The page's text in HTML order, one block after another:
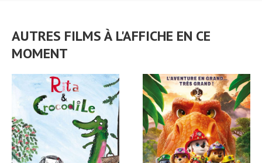
AUTRES FILMS À L'AFFICHE EN CE
MOMENT